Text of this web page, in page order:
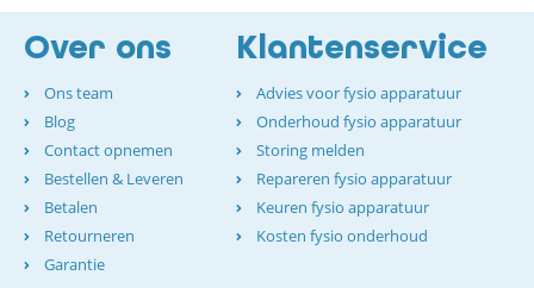
Over ons
Ons team
Blog
Contact opnemen
Bestellen & Leveren
Betalen
Retourneren
Garantie
Klantenservice
Advies voor fysio apparatuur
Onderhoud fysio apparatuur
Storing melden
Repareren fysio apparatuur
Keuren fysio apparatuur
Kosten fysio onderhoud